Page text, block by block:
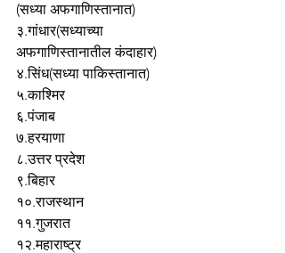
(सध्या अफगाणिस्तानात)
३.गांधार(सध्याच्या
अफगाणिस्तानातील कंदाहार)
४.सिंध(सध्या पाकिस्तानात)
५.काश्मिर
६.पंजाब
७.हरयाणा
८.उत्तर प्रदेश
९.बिहार
१०.राजस्थान
११.गुजरात
१२.महाराष्ट्र